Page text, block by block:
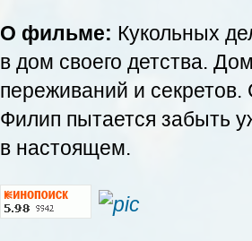
О фильме: Кукольных
в дом своего детства.
переживаний и
Филип пытается забыть
в настоящем.